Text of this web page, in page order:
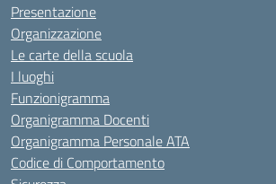
Presentazione
Organizzazione
Le carte della scuola
I luoghi
Funzionigramma
Organigramma Docenti
Organigramma Personale ATA
Codice di Comportamento